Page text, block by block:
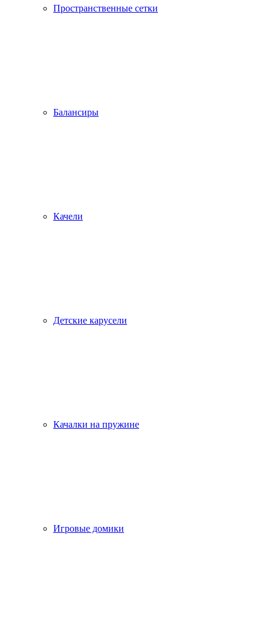
Пространственные сетки
Балансиры
Качели
Детские карусели
Качалки на пружине
Игровые домики